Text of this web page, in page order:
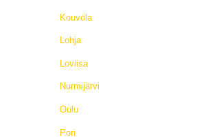
Kouvola
Lohja
Loviisa
Nurmijärvi
Oulu
Pori